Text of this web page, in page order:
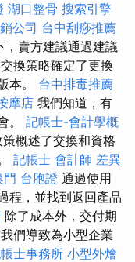
湖口整骨 搜索引擎
公司 台中刮痧推薦
，賣方建議通過建議
換策略確定了更換
本。 台中排毒推薦
摩店 我們知道，有
。 記帳士-會計學概
概述了交換和資格
記帳士 會計師 差異
門 台胞證 通過使用
程，並找到返回產品
除了成本外，交付期
們導致為小型企業
士事務所 小型外燴